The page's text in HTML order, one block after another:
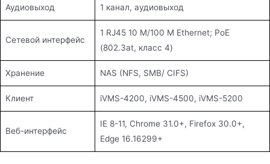
Аудиовыход 1 канал, аудиовыход
Сетевой интерфейс
1 RJ45 10 M/100 M Ethernet; PoE
(802.3at, класс 4)
Хранение NAS (NFS, SMB/ CIFS)
Клиент iVMS-4200, iVMS-4500, iVMS-5200
Веб-интерфейс
IE 8-11, Chrome 31.0+, Firefox 30.0+,
Edge 16.16299+